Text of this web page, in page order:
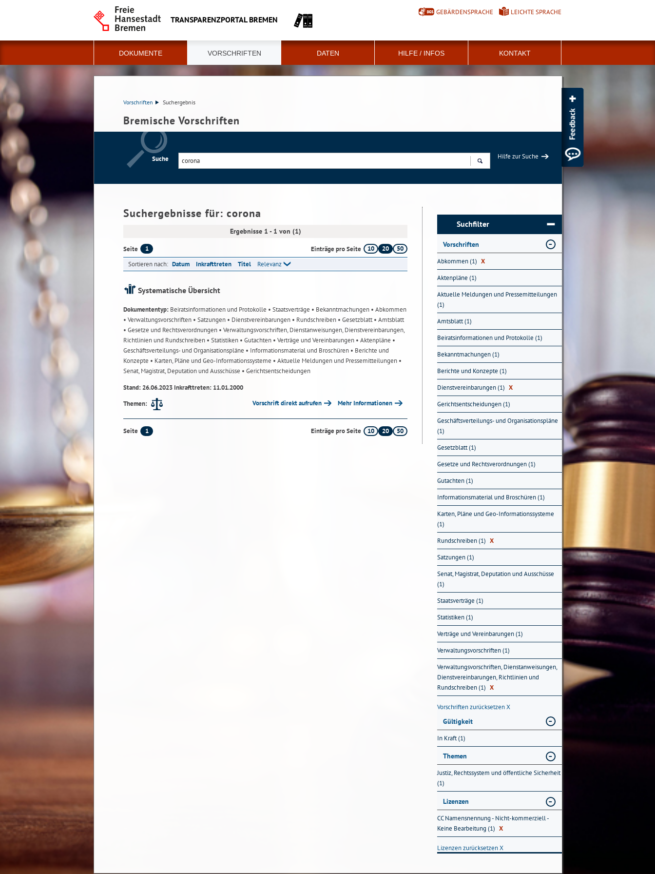
TRANSPARENZPORTAL BREMEN
GEBÄRDENSPRACHE LEICHTE SPRACHE
DOKUMENTE VORSCHRIFTEN DATEN HILFE / INFOS KONTAKT
Vorschriften Suchergebnis
Bremische Vorschriften
Suche
Hilfe zur Suche
Suchergebnisse für: corona
Ergebnisse 1 - 1 von (1)
Seite 1 Einträge pro Seite 10 20
50
Sortieren nach: Datum Inkrafttreten Titel Relevanz
Systematische Übersicht
Dokumententyp: Beiratsinformationen und Protokolle • Staatsverträge • Bekanntmachungen • Abkommen
• Verwaltungsvorschriften • Satzungen • Dienstvereinbarungen • Rundschreiben • Gesetzblatt• Amtsblatt
• Gesetze und Rechtsverordnungen • Verwaltungsvorschriften, Dienstanweisungen, Dienstvereinbarungen,
Richtlinien und Rundschreiben • Statistiken • Gutachten • Verträge und Vereinbarungen • Aktenpläne •
Geschäftsverteilungs- und Organisationspläne • Informationsmaterial und Broschüren • Berichte und
Konzepte • Karten, Pläne und Geo-Informationssysteme • Aktuelle Meldungen und Pressemitteilungen •
Senat, Magistrat, Deputation und Ausschüsse • Gerichtsentscheidungen
Stand: 26.06.2023 Inkrafttreten: 11.01.2000
Themen:
Vorschrift direkt aufrufen Mehr Informationen
Seite 1 Einträge pro Seite 10 20 50
Suchfilter
Vorschriften
Abkommen (1) X
Aktenpläne (1)
Aktuelle Meldungen und Pressemitteilungen
(1)
Amtsblatt (1)
Beiratsinformationen und Protokolle (1)
Bekanntmachungen (1)
Berichte und Konzepte (1)
Dienstvereinbarungen (1) X
Gerichtsentscheidungen (1)
Geschäftsverteilungs- und Organisationspläne
(1)
Gesetzblatt (1)
Gesetze und Rechtsverordnungen (1)
Gutachten (1)
Informationsmaterial und Broschüren (1)
Karten, Pläne und Geo-Informationssysteme
(1)
Rundschreiben (1) X
Satzungen (1)
Senat, Magistrat, Deputation und Ausschüsse
(1)
Staatsverträge (1)
Statistiken (1)
Verträge und Vereinbarungen (1)
Verwaltungsvorschriften (1)
Verwaltungsvorschriften, Dienstanweisungen,
Dienstvereinbarungen, Richtlinien und
Rundschreiben (1) X
Vorschriften zurücksetzenX
Gültigkeit
In Kraft (1)
Themen
Justiz, Rechtssystem und öffentliche Sicherheit
(1)
Lizenzen
CC Namensnennung - Nicht-kommerziell -
Keine Bearbeitung (1) X
Lizenzen zurücksetzenX